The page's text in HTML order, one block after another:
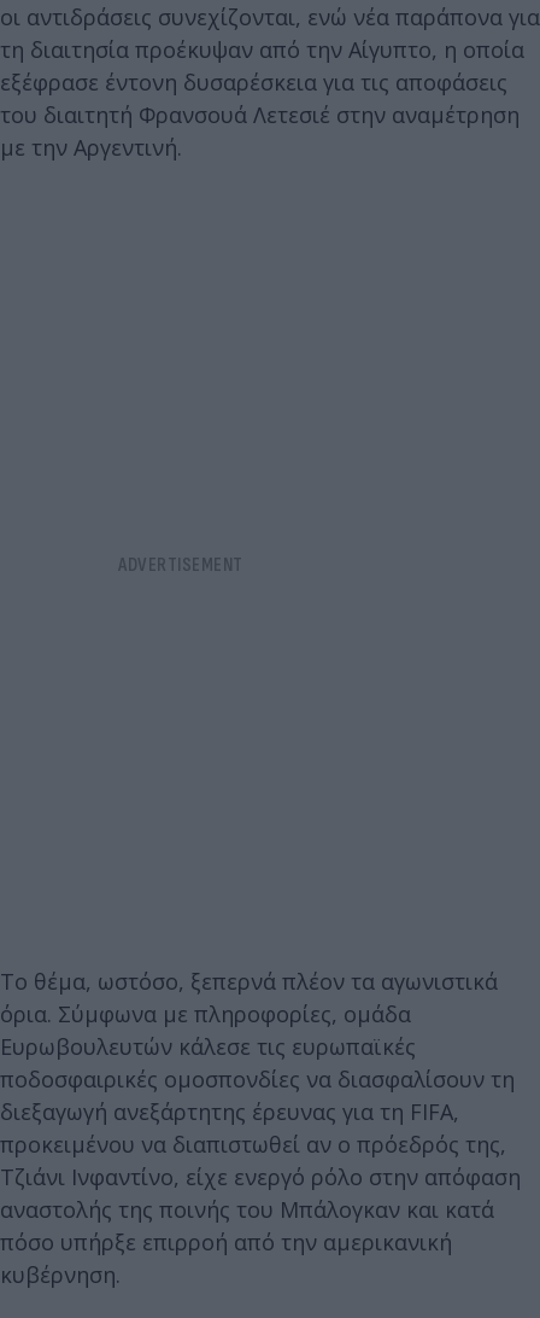
οι αντιδράσεις συνεχίζονται, ενώ νέα παράπονα για
τη διαιτησία προέκυψαν από την Αίγυπτο, η οποία
εξέφρασε έντονη δυσαρέσκεια για τις αποφάσεις
του διαιτητή Φρανσουά Λετεσιέ στην αναμέτρηση
με την Αργεντινή.
Το θέμα, ωστόσο, ξεπερνά πλέον τα αγωνιστικά
όρια. Σύμφωνα με πληροφορίες, ομάδα
Ευρωβουλευτών κάλεσε τις ευρωπαϊκές
ποδοσφαιρικές ομοσπονδίες να διασφαλίσουν τη
διεξαγωγή ανεξάρτητης έρευνας για τη FIFA,
προκειμένου να διαπιστωθεί αν ο πρόεδρός της,
Τζιάνι Ινφαντίνο, είχε ενεργό ρόλο στην απόφαση
αναστολής της ποινής του Μπάλογκαν και κατά
πόσο υπήρξε επιρροή από την αμερικανική
κυβέρνηση.